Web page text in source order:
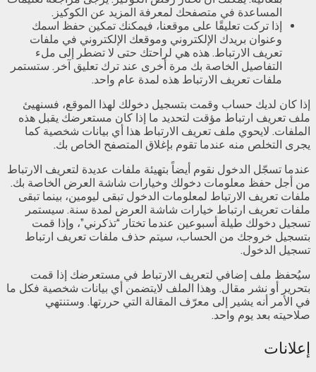
المساعدة في متصفحك لمعرفة المزيد عن الكوكيز.
إذا تركت تعليقًا على موقعنا، فيمكنك تمكين حفظ اسمك
وعنوان بريدك الإلكتروني وموقعك الإلكتروني في ملفات
تعريف الارتباط. هذه هي لراحتك حتى لا تضطر إلى ملء
التفاصيل الخاصة بك مرة أخرى عند ترك تعليق آخر. ستستمر
ملفات تعريف الارتباط هذه لمدة عام واحد.
إذا كان لديك حساب وقمت بتسجيل دخولك لهذا الموقع، فسنهيئ
ملف تعريف ارتباط مؤقت لتحديد ما إذا كان مستعرضك يقبل هذه
الملفات. لايحوي ملف تعريف الارتباط هذا أي بيانات شخصية كما
يجرى التخلص منه عندما تقوم بإغلاق المتصفح الخاص بك.
عندما تسجّل الدخول نقوم أيضاً بتهيئة ملفات عديدة لتعريف الارتباط
من أجل حفظ معلومات دخولك وخيارات شاشة العرض الخاصة بك.
ملفات تعريف الارتباط لمعلومات الدخول تبقى ليومين، بينما تبقى
ملفات تعريف ارتباط خيارات شاشة العرض لمدة سنة. سيستمر
تسجيل دخولك طيلة أسبوعين عندما تختار “تذكرني”، وإذا قمت
بتسجيل خروجك من الحساب، سيتم حذف ملفات تعريف ارتباط
تسجيل الدخول.
سيُحفظ ملف إضافي لتعريف الارتباط في مستعرضك إذا قمت
بتحرير أو نشر مقال. وهذا الملف لايتضمن أي بيانات شخصية فكل ما
في الأمر أنه يشير إلى معرّف المقالة التي حررتها. وستنتهي
صلاحيته بعد يوم واحد.
إعلانات